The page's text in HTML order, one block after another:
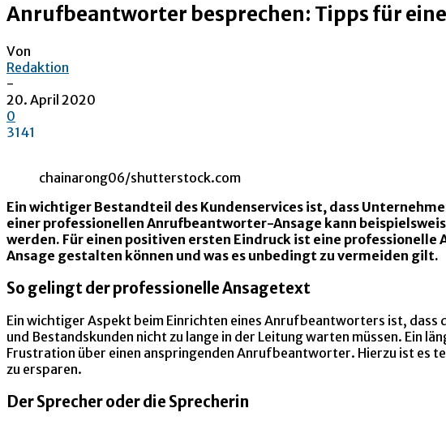
Anrufbeantworter besprechen: Tipps für
Von
Redaktion
-
20. April 2020
0
3141
chainarong06/shutterstock.com
Ein wichtiger Bestandteil des Kundenservices ist, dass
einer professionellen Anrufbeantworter-Ansage kann
werden. Für einen positiven ersten Eindruck ist eine
Ansage gestalten können und was es unbedingt zu vermeiden gilt.
So gelingt der professionelle Ansagetext
Ein wichtiger Aspekt beim Einrichten eines Anrufbeantworters ist,
und Bestandskunden nicht zu lange in der Leitung warten müssen. Ein
Frustration über einen anspringenden Anrufbeantworter. Hierzu ist es
zu ersparen.
Der Sprecher oder die Sprecherin